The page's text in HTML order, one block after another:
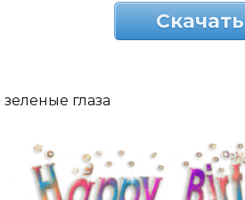
Скачать
зеленые глаза